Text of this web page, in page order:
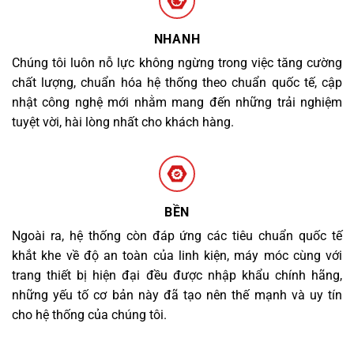
NHANH
Chúng tôi luôn nỗ lực không ngừng trong việc tăng cường
chất lượng, chuẩn hóa hệ thống theo chuẩn quốc tế, cập
nhật công nghệ mới nhằm mang đến những trải nghiệm
tuyệt vời, hài lòng nhất cho khách hàng.
BỀN
Ngoài ra, hệ thống còn đáp ứng các tiêu chuẩn quốc tế
khắt khe về độ an toàn của linh kiện, máy móc cùng với
trang thiết bị hiện đại đều được nhập khẩu chính hãng,
những yếu tố cơ bản này đã tạo nên thế mạnh và uy tín
cho hệ thống của chúng tôi.